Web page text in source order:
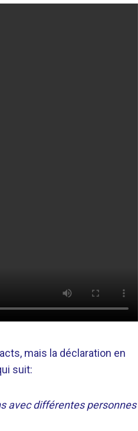
mais la déclaration en
suit:
avec différentes personnes